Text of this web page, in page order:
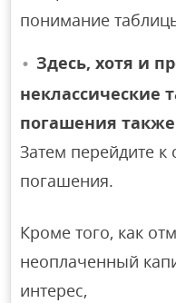
понимание
Здесь, хотя и
неклассические
погашения
Затем перейдите
погашения.
Кроме того, как
неоплаченный
интерес,